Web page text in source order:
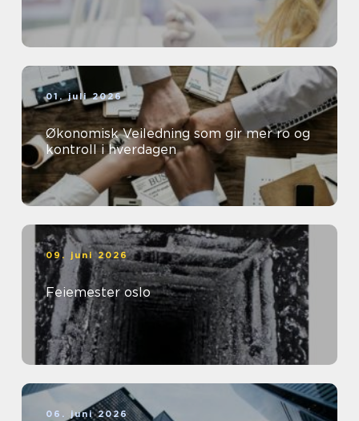
01. juli 2026
Økonomisk Veiledning som gir mer ro og
kontroll i hverdagen
09. juni 2026
Feiemester oslo
06. juni 2026